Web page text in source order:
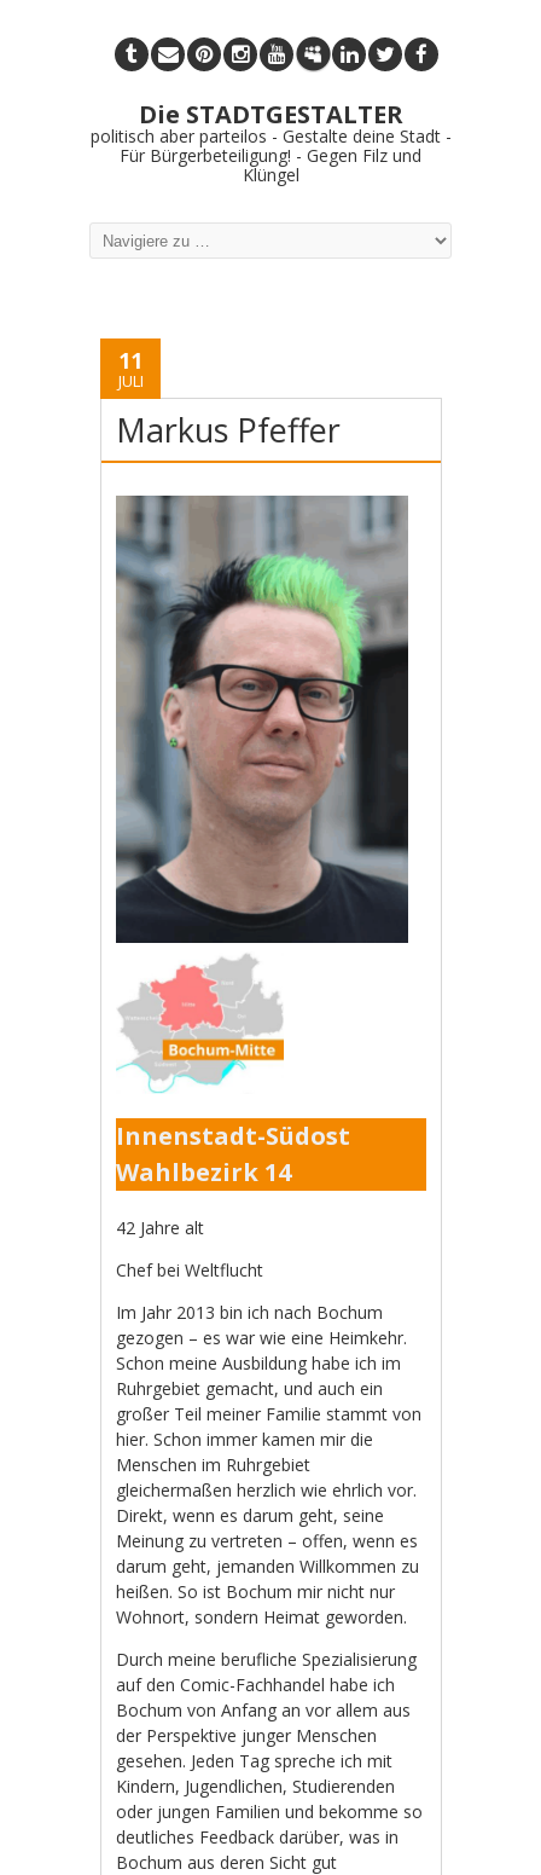
Die STADTGESTALTER
politisch aber parteilos - Gestalte deine Stadt -
Für Bürgerbeteiligung! - Gegen Filz und
Klüngel
11
JULI
Markus Pfeffer
Innenstadt-Südost
Wahlbezirk 14
42 Jahre alt
Chef bei Weltflucht
Im Jahr 2013 bin ich nach Bochum
gezogen – es war wie eine Heimkehr.
Schon meine Ausbildung habe ich im
Ruhrgebiet gemacht, und auch ein
großer Teil meiner Familie stammt von
hier. Schon immer kamen mir die
Menschen im Ruhrgebiet
gleichermaßen herzlich wie ehrlich vor.
Direkt, wenn es darum geht, seine
Meinung zu vertreten – offen, wenn es
darum geht, jemanden Willkommen zu
heißen. So ist Bochum mir nicht nur
Wohnort, sondern Heimat geworden.
Durch meine berufliche Spezialisierung
auf den Comic-Fachhandel habe ich
Bochum von Anfang an vor allem aus
der Perspektive junger Menschen
gesehen. Jeden Tag spreche ich mit
Kindern, Jugendlichen, Studierenden
oder jungen Familien und bekomme so
deutliches Feedback darüber, was in
Bochum aus deren Sicht gut